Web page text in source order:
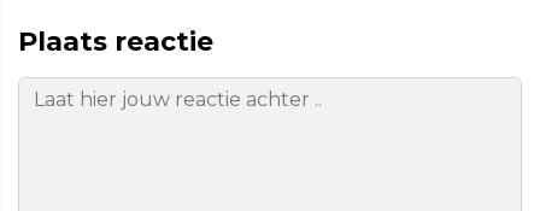
Plaats reactie